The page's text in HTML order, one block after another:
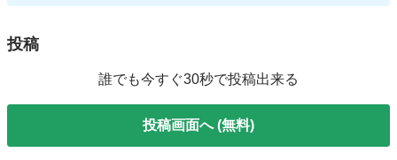
投稿
誰でも今すぐ30秒で投稿出来る
投稿画面へ (無料)